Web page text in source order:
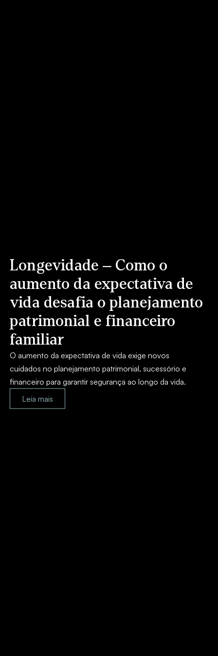
Longevidade – Como o
aumento da expectativa de
vida desafia o planejamento
patrimonial e financeiro
familiar
O aumento da expectativa de vida exige novos
cuidados no planejamento patrimonial, sucessório e
financeiro para garantir segurança ao longo da vida.
Leia mais